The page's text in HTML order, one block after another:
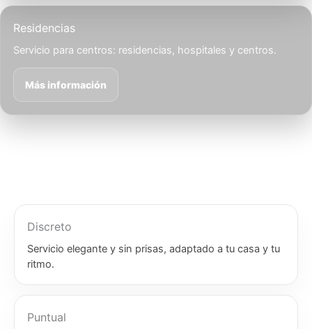
Residencias
Servicio para centros: residencias, hospitales y centros.
Más información
Discreto
Servicio elegante y sin prisas, adaptado a tu casa y tu
ritmo.
Puntual